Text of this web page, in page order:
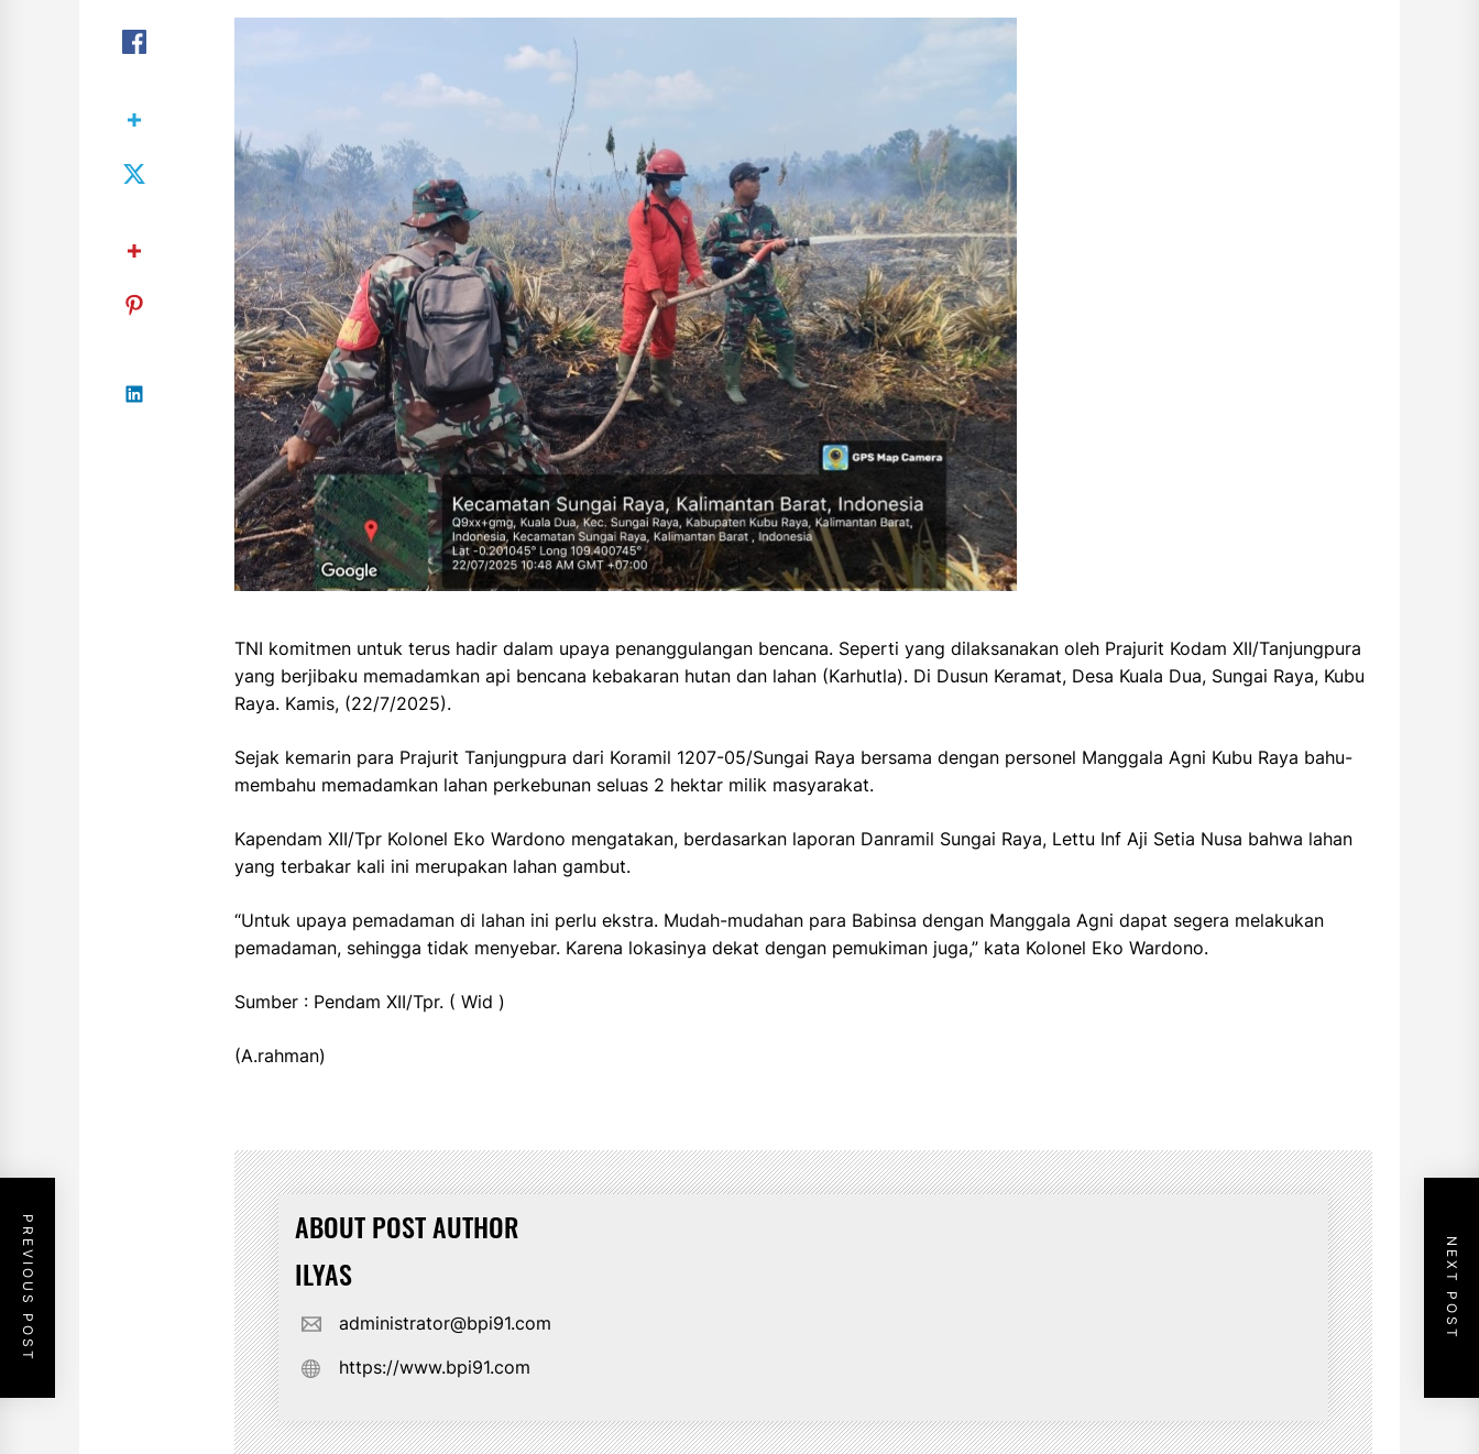
TNI komitmen untuk terus hadir dalam upaya penanggulangan bencana. Seperti yang dilaksanakan oleh Prajurit Kodam XII/Tanjungpura
yang berjibaku memadamkan api bencana kebakaran hutan dan lahan (Karhutla). Di Dusun Keramat, Desa Kuala Dua, Sungai Raya, Kubu
Raya. Kamis, (22/7/2025).
Sejak kemarin para Prajurit Tanjungpura dari Koramil 1207-05/Sungai Raya bersama dengan personel Manggala Agni Kubu Raya bahu-
membahu memadamkan lahan perkebunan seluas 2 hektar milik masyarakat.
Kapendam XII/Tpr Kolonel Eko Wardono mengatakan, berdasarkan laporan Danramil Sungai Raya, Lettu Inf Aji Setia Nusa bahwa lahan
yang terbakar kali ini merupakan lahan gambut.
“Untuk upaya pemadaman di lahan ini perlu ekstra. Mudah-mudahan para Babinsa dengan Manggala Agni dapat segera melakukan
pemadaman, sehingga tidak menyebar. Karena lokasinya dekat dengan pemukiman juga,” kata Kolonel Eko Wardono.
Sumber : Pendam XII/Tpr. ( Wid )
(A.rahman)
ABOUT POST AUTHOR
ILYAS
administrator@bpi91.com
https://www.bpi91.com
PREVIOUS POST NEXT POST